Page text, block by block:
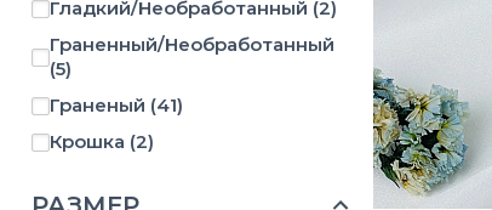
Гладкий/Необработанный (2)
Граненный/Необработанный
(5)
Граненый (41)
Крошка (2)